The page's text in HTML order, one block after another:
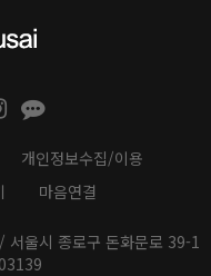
개인정보수집/이용
마음연결
울시 종로구 돈화문로 39-1